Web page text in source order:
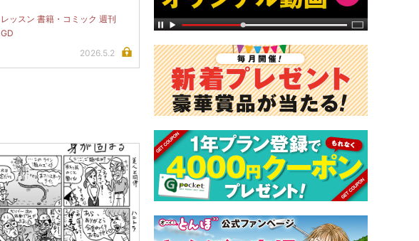
レッスン 書籍・コミック 週刊
GD
2026.5.2